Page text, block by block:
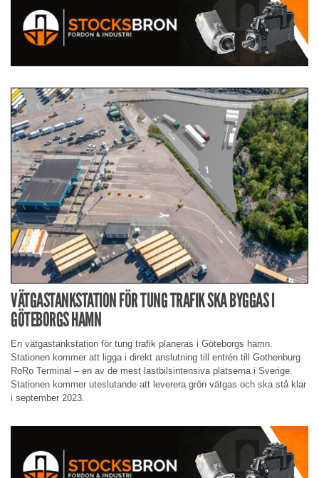
VÄTGASTANKSTATION FÖR TUNG TRAFIK SKA BYGGAS I
GÖTEBORGS HAMN
En vätgastankstation för tung trafik planeras i Göteborgs hamn.
Stationen kommer att ligga i direkt anslutning till entrén till Gothenburg
RoRo Terminal – en av de mest lastbilsintensiva platserna i Sverige.
Stationen kommer uteslutande att leverera grön vätgas och ska stå klar
i september 2023.